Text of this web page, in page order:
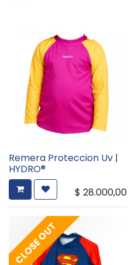
Remera Proteccion Uv |
HYDRO®
$ 28.000,00
CLOSE OUT